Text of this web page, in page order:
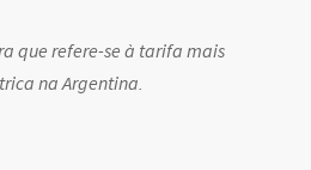
que refere-se à tarifa mais
na Argentina.